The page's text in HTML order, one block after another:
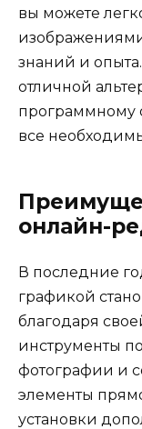
вы можете
знаний и
отличной
программному
все
онлайн-
В последние
графикой
благодаря
инструменты
фотографии и
элементы
установки